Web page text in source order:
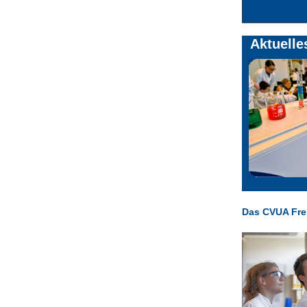
Das CVUA